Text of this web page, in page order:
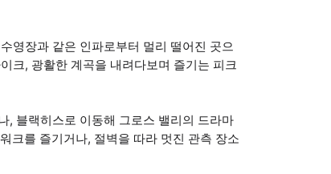
영장과 같은 인파로부터 멀리 떨어진 곳으
크, 광활한 계곡을 내려다보며 즐기는 피크
, 블랙히스로 이동해 그로스 밸리의 드라마
크를 즐기거나, 절벽을 따라 멋진 관측 장소